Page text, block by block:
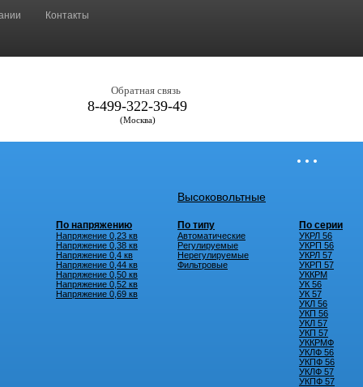
Контакты
Обратная связь
8-499-322-39-49
(Москва)
• • •
По напряжению
Напряжение 0,23 кв
Напряжение 0,38 кв
Напряжение 0,4 кв
Напряжение 0,44 кв
Напряжение 0,50 кв
Напряжение 0,52 кв
Напряжение 0,69 кв
Высоковольтные
По типу
Автоматические
Регулируемые
Нерегулируемые
Фильтровые
По серии
УКРЛ 56
УКРП 56
УКРЛ 57
УКРП 57
УККРМ
УК 56
УК 57
УКЛ 56
УКП 56
УКЛ 57
УКП 57
УККРМФ
УКЛФ 56
УКПФ 56
УКЛФ 57
УКПФ 57